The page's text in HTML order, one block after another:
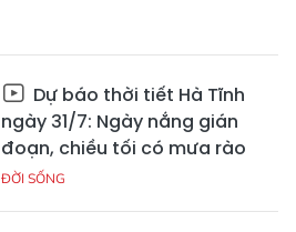
Dự báo thời tiết Hà Tĩnh
ngày 31/7: Ngày nắng gián
đoạn, chiều tối có mưa rào
ĐỜI SỐNG